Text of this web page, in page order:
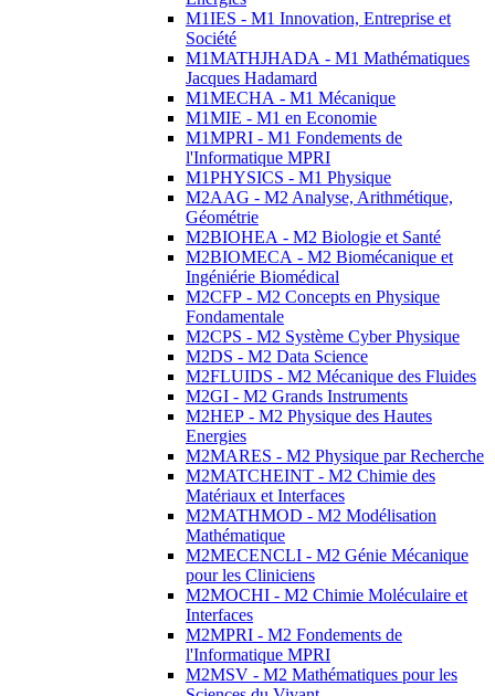
M1IES - M1 Innovation, Entreprise et
Société
M1MATHJHADA - M1 Mathématiques
Jacques Hadamard
M1MECHA - M1 Mécanique
M1MIE - M1 en Economie
M1MPRI - M1 Fondements de
l'Informatique MPRI
M1PHYSICS - M1 Physique
M2AAG - M2 Analyse, Arithmétique,
Géométrie
M2BIOHEA - M2 Biologie et Santé
M2BIOMECA - M2 Biomécanique et
Ingéniérie Biomédical
M2CFP - M2 Concepts en Physique
Fondamentale
M2CPS - M2 Système Cyber Physique
M2DS - M2 Data Science
M2FLUIDS - M2 Mécanique des Fluides
M2GI - M2 Grands Instruments
M2HEP - M2 Physique des Hautes
Energies
M2MARES - M2 Physique par Recherche
M2MATCHEINT - M2 Chimie des
Matériaux et Interfaces
M2MATHMOD - M2 Modélisation
Mathématique
M2MECENCLI - M2 Génie Mécanique
pour les Cliniciens
M2MOCHI - M2 Chimie Moléculaire et
Interfaces
M2MPRI - M2 Fondements de
l'Informatique MPRI
M2MSV - M2 Mathématiques pour les